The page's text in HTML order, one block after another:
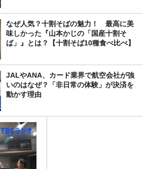
なぜ人気？十割そばの魅力！ 最高に美
味しかった『山本かじの「国産十割そ
ば」』とは？【十割そば10種食べ比べ】
JALやANA、カード業界で航空会社が強
いのはなぜ？「非日常の体験」が決済を
動かす理由